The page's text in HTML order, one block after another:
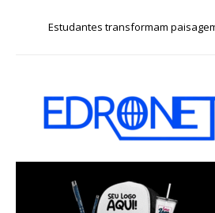
Estudantes transformam